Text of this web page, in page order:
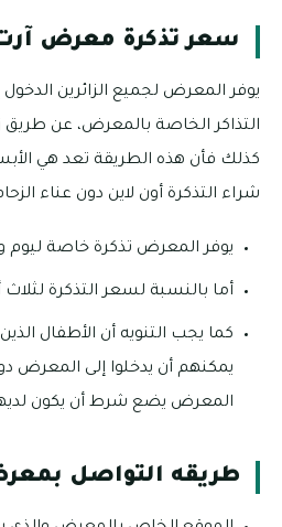
سعر تذكرة معرض
يوفر المعرض لجميع الزائرين
التذاكر الخاصة بالمعرض، عن طريق
كذلك فأن هذه الطريقة تعد هي
شراء التذكرة أون لاين دون عناء
يوفر المعرض تذكرة خاصة ليوم واحد
أما بالنسبة لسعر التذكرة لثلاث أيام
يمكنهم أن يدخلوا إلى المعرض
المعرض يضع شرط أن يكون
طريقه التواصل